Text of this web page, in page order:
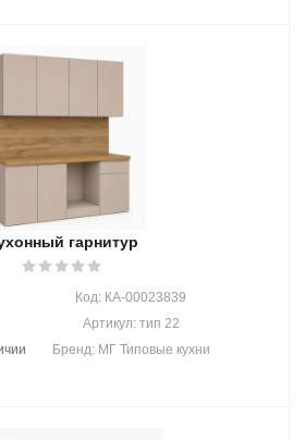
гарнитур
Код: КА-00023839
Артикул: тип 22
Бренд: МГ Типовые кухни